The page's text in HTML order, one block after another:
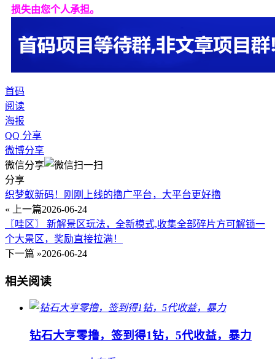
损失由您个人承担。
首码
阅读
海报
QQ 分享
微博分享
微信分享
分享
织梦蚁新码！刚刚上线的撸广平台，大平台更好撸
« 上一篇2026-06-24
〖哇区〗 新解景区玩法，全新模式,收集全部碎片方可解锁一
个大景区，奖励直接拉满！
下一篇 »2026-06-24
相关阅读
钻石大亨零撸，签到得1钻，5代收益，暴力